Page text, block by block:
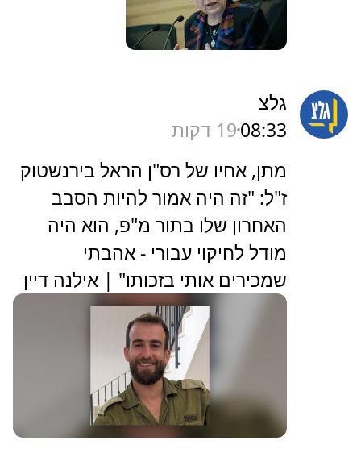
גלצ
08:3319 דקות
מתן, אחיו של רס"ן הראל בירנשטוק
ז"ל: "זה היה אמור להיות הסבב
האחרון שלו בתור מ"פ, הוא היה
מודל לחיקוי עבורי - אהבתי
שמכירים אותי בזכותו" | אילנה דיין